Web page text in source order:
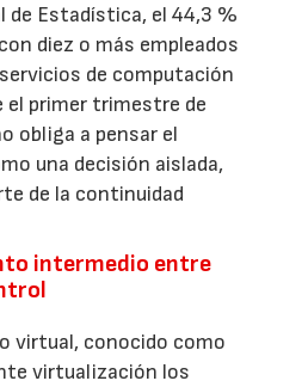
Estadística, el 44,3 %
diez o más empleados
de computación
el primer trimestre de
obliga a pensar el
una decisión aislada,
de la continuidad
intermedio entre
virtual, conocido como
virtualización los